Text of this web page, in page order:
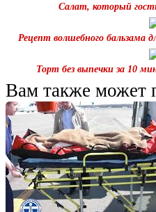
Салат, который
Рецепт волшебного бальзама
Торт без выпечки за 10
Вам также может